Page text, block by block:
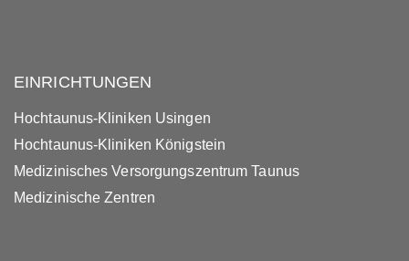
EINRICHTUNGEN
Hochtaunus-Kliniken Usingen
Hochtaunus-Kliniken Königstein
Medizinisches Versorgungszentrum Taunus
Medizinische Zentren